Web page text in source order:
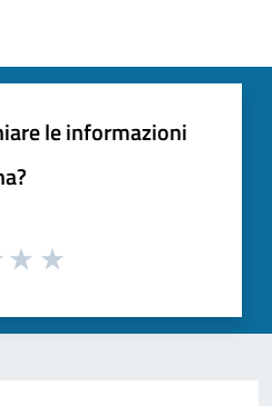
le informazioni